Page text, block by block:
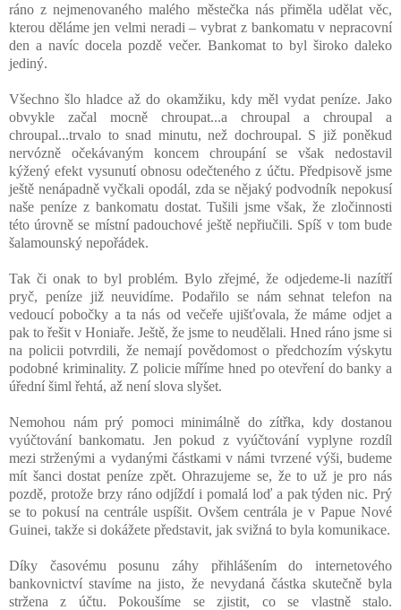
ráno z nejmenovaného malého městečka nás přiměla udělat věc,
kterou děláme jen velmi neradi – vybrat z bankomatu v nepracovní
den a navíc docela pozdě večer. Bankomat to byl široko daleko
jediný.
Všechno šlo hladce až do okamžiku, kdy měl vydat peníze. Jako
obvykle začal mocně chroupat...a chroupal a chroupal a
chroupal...trvalo to snad minutu, než dochroupal. S již poněkud
nervózně očekávaným koncem chroupání se však nedostavil
kýžený efekt vysunutí obnosu odečteného z účtu. Předpisově jsme
ještě nenápadně vyčkali opodál, zda se nějaký podvodník nepokusí
naše peníze z bankomatu dostat. Tušili jsme však, že zločinnosti
této úrovně se místní padouchové ještě nepřiučili. Spíš v tom bude
šalamounský nepořádek.
Tak či onak to byl problém. Bylo zřejmé, že odjedeme-li nazítří
pryč, peníze již neuvidíme. Podařilo se nám sehnat telefon na
vedoucí pobočky a ta nás od večeře ujišťovala, že máme odjet a
pak to řešit v Honiaře. Ještě, že jsme to neudělali. Hned ráno jsme si
na policii potvrdili, že nemají povědomost o předchozím výskytu
podobné kriminality. Z policie míříme hned po otevření do banky a
úřední šiml řehtá, až není slova slyšet.
Nemohou nám prý pomoci minimálně do zítřka, kdy dostanou
vyúčtování bankomatu. Jen pokud z vyúčtování vyplyne rozdíl
mezi strženými a vydanými částkami v námi tvrzené výši, budeme
mít šanci dostat peníze zpět. Ohrazujeme se, že to už je pro nás
pozdě, protože brzy ráno odjíždí i pomalá loď a pak týden nic. Prý
se to pokusí na centrále uspíšit. Ovšem centrála je v Papue Nové
Guinei, takže si dokážete představit, jak svižná to byla komunikace.
Díky časovému posunu záhy přihlášením do internetového
bankovnictví stavíme na jisto, že nevydaná částka skutečně byla
stržena z účtu. Pokoušíme se zjistit, co se vlastně stalo.